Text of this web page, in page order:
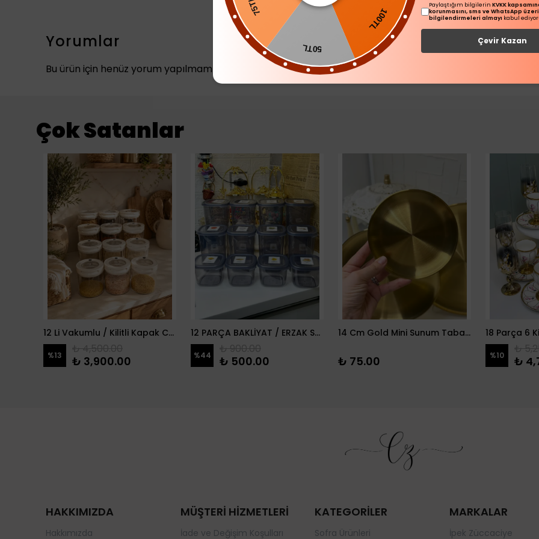
Yorumlar
Bu ürün için henüz yorum yapılmamış.
Çok Satanlar
12 Li Vakumlu / Kilitli Kapak Cam Erzak Kabı / Kavanoz
%13 ₺ 3,900.00
12 PARÇA BAKLİYAT / ERZAK SETİ
%44 ₺ 500.00
14 Cm Gold Mini Sunum Tabağı
₺ 75.00 %10 ₺
HAKKIMIZDA
Hakkımızda
MÜŞTERİ HİZMETLERİ
İade ve Değişim Koşulları
KATEGORİLER
Sofra Ürünleri
MARKALAR
İpek Züccaciye
50TL
75TL
Paylaştığım bilgilerin KVKK
korunmasını, sms ve WhatsApp
bilgilendirmeleri almayı kabul
Çevir Kazan